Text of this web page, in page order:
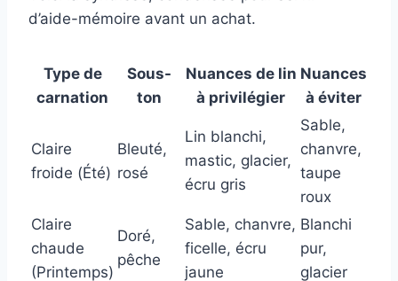
d’aide-mémoire avant un achat.
Type de
carnation
Sous-
ton
Nuances de lin
à privilégier
Nuances
à éviter
Claire
froide (Été)
Bleuté,
rosé
Lin blanchi,
mastic, glacier,
écru gris
Sable,
chanvre,
taupe
roux
Claire
chaude
(Printemps)
Doré,
pêche
Sable, chanvre,
ficelle, écru
jaune
Blanchi
pur,
glacier